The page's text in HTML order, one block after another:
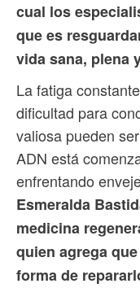
cual los
que es
vida sana, plena
La fatiga
dificultad para
valiosa pueden
ADN está
enfrentando
Esmeralda
medicina
quien agrega
forma de